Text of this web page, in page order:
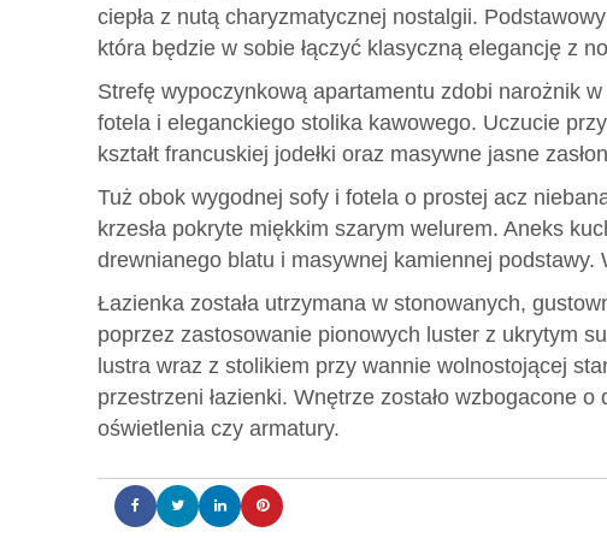
ciepła z nutą charyzmatycznej nostalgii.
która będzie w sobie łączyć klasyczną elegancję z
Strefę wypoczynkową apartamentu zdobi narożnik
fotela i eleganckiego stolika kawowego. Uczucie
kształt francuskiej jodełki oraz masywne jasne
Tuż obok wygodnej sofy i fotela o prostej acz
krzesła pokryte miękkim szarym welurem. Aneks
drewnianego blatu i masywnej kamiennej podstawy.
Łazienka została utrzymana w stonowanych,
poprzez zastosowanie pionowych luster z ukrytym
lustra wraz z stolikiem przy wannie wolnostojącej
przestrzeni łazienki. Wnętrze zostało wzbogacone
oświetlenia czy armatury.